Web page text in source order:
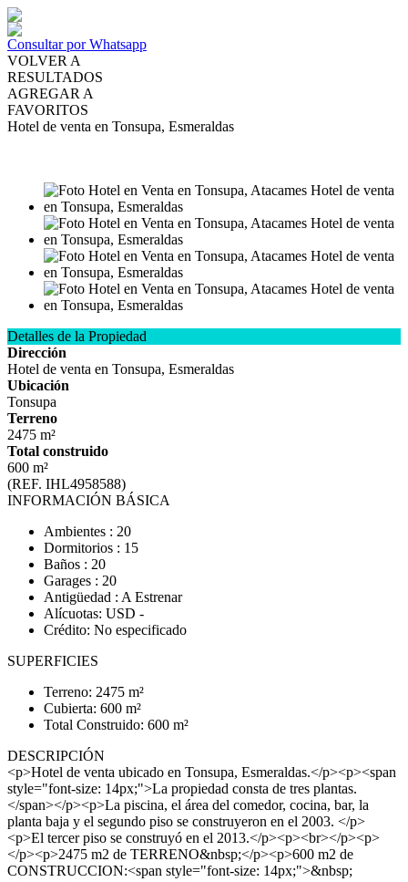
Consultar por Whatsapp
VOLVER A
RESULTADOS
AGREGAR A
FAVORITOS
Hotel de venta en Tonsupa, Esmeraldas
Detalles de la Propiedad
Dirección
Hotel de venta en Tonsupa, Esmeraldas
Ubicación
Tonsupa
Terreno
2475 m²
Total construido
600 m²
(REF. IHL4958588)
INFORMACIÓN BÁSICA
Ambientes : 20
Dormitorios : 15
Baños : 20
Garages : 20
Antigüedad : A Estrenar
Alícuotas: USD -
Crédito: No especificado
SUPERFICIES
Terreno: 2475 m²
Cubierta: 600 m²
Total Construido: 600 m²
DESCRIPCIÓN
<p>Hotel de venta ubicado en Tonsupa, Esmeraldas.</p><p><span
style="font-size: 14px;">La propiedad consta de tres plantas.
</span></p><p>La piscina, el área del comedor, cocina, bar, la
planta baja y el segundo piso se construyeron en el 2003. </p>
<p>El tercer piso se construyó en el 2013.</p><p><br></p><p>
</p><p>2475 m2 de TERRENO&nbsp;</p><p>600 m2 de
CONSTRUCCION:<span style="font-size: 14px;">&nbsp;